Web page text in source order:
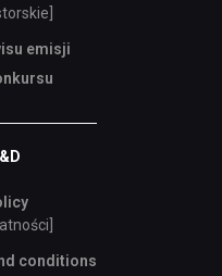
emisji
conditions